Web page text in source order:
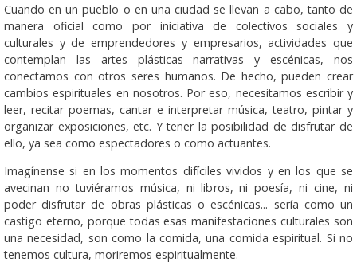
Cuando en un pueblo o en una ciudad se llevan a cabo, tanto de
manera oficial como por iniciativa de colectivos sociales y
culturales y de emprendedores y empresarios, actividades que
contemplan las artes plásticas narrativas y escénicas, nos
conectamos con otros seres humanos. De hecho, pueden crear
cambios espirituales en nosotros. Por eso, necesitamos escribir y
leer, recitar poemas, cantar e interpretar música, teatro, pintar y
organizar exposiciones, etc. Y tener la posibilidad de disfrutar de
ello, ya sea como espectadores o como actuantes.
Imagínense si en los momentos difíciles vividos y en los que se
avecinan no tuviéramos música, ni libros, ni poesía, ni cine, ni
poder disfrutar de obras plásticas o escénicas... sería como un
castigo eterno, porque todas esas manifestaciones culturales son
una necesidad, son como la comida, una comida espiritual. Si no
tenemos cultura, moriremos espiritualmente.